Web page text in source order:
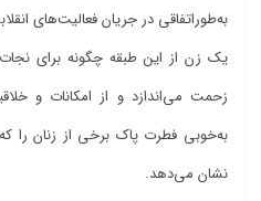
به‌طوراتفاقی در جریان فعالیت‌های
یک زن از این طبقه چگونه برای
زحمت میاندازد و از امکانات و
به‌خوبی فطرت پاک برخی از زنان را
نشان میدهد.